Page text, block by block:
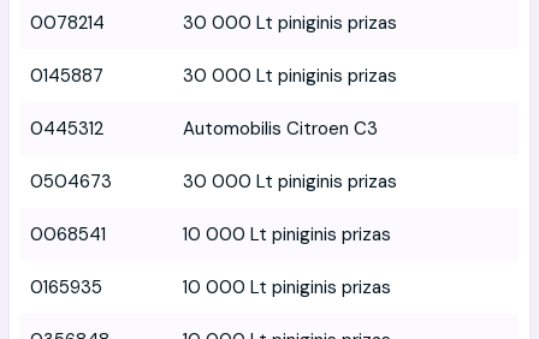
0078214 30 000 Lt piniginis prizas
0145887 30 000 Lt piniginis prizas
0445312 Automobilis Citroen C3
0504673 30 000 Lt piniginis prizas
0068541 10 000 Lt piniginis prizas
0165935 10 000 Lt piniginis prizas